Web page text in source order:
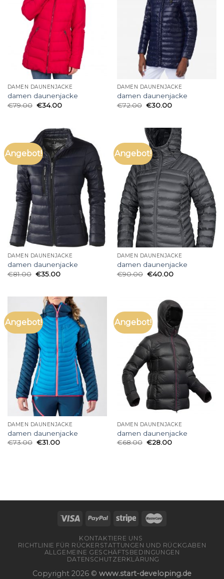
DAMEN DAUNENJACKE
damen daunenjacke
€79.00 €34.00
DAMEN DAUNENJACKE
damen daunenjacke
€72.00 €30.00
Angebot!
DAMEN DAUNENJACKE
damen daunenjacke
€81.00 €35.00
Angebot!
DAMEN DAUNENJACKE
damen daunenjacke
€90.00 €40.00
Angebot!
DAMEN DAUNENJACKE
damen daunenjacke
€73.00 €31.00
Angebot!
DAMEN DAUNENJACKE
damen daunenjacke
€68.00 €28.00
KONTAKTIERE UNS
RICHTLINIE FÜR RÜCKERSTATTUNGEN UND RÜCKGABEN
ALLGEMEINE GESCHÄFTSBEDINGUNGEN
DATENSCHUTZERKLÄRUNG
Copyright 2026 © www.start-developing.de